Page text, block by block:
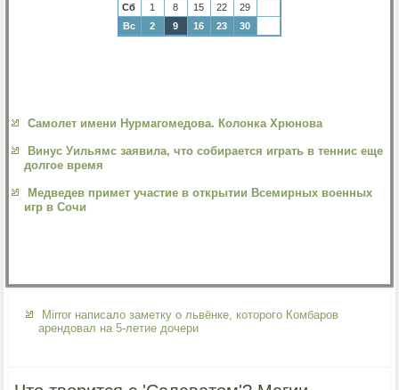
Сб
1 8 15 22
29
Вс
2 9 16 23 30
Самолет имени Нурмагомедова. Колонка Хрюнова
Винус Уильямс заявила, что собирается играть в теннис еще
долгое время
Медведев примет участие в открытии Всемирных военных
игр в Сочи
Mirror написало заметку о львёнке, которого Комбаров
арендовал на 5-летие дочери